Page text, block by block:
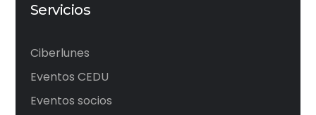
Servicios
Ciberlunes
Eventos CEDU
Eventos socios